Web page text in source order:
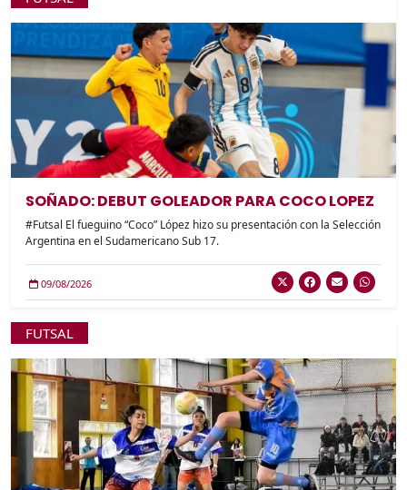
SOÑADO: DEBUT GOLEADOR PARA COCO LOPEZ
#Futsal El fueguino “Coco” López hizo su presentación con la Selección
Argentina en el Sudamericano Sub 17.
09/08/2026
FUTSAL